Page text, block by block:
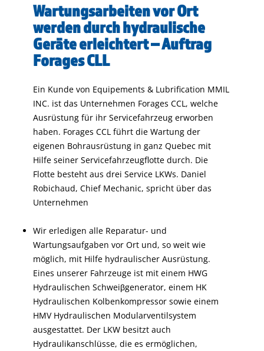
Wartungsarbeiten vor Ort
werden durch hydraulische
Geräte erleichtert – Auftrag
Forages CLL
Ein Kunde von Equipements & Lubrification MMIL
INC. ist das Unternehmen Forages CCL, welche
Ausrüstung für ihr Servicefahrzeug erworben
haben. Forages CCL führt die Wartung der
eigenen Bohrausrüstung in ganz Quebec mit
Hilfe seiner Servicefahrzeugflotte durch. Die
Flotte besteht aus drei Service LKWs. Daniel
Robichaud, Chief Mechanic, spricht über das
Unternehmen
Wir erledigen alle Reparatur- und
Wartungsaufgaben vor Ort und, so weit wie
möglich, mit Hilfe hydraulischer Ausrüstung.
Eines unserer Fahrzeuge ist mit einem HWG
Hydraulischen Schweiβgenerator, einem HK
Hydraulischen Kolbenkompressor sowie einem
HMV Hydraulischen Modularventilsystem
ausgestattet. Der LKW besitzt auch
Hydraulikanschlüsse, die es ermöglichen,